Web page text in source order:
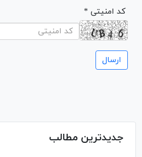
* کد امنیتی
جدیدترین مطالب